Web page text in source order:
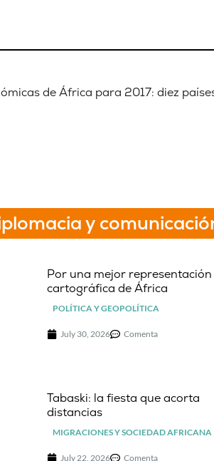
y
Por una mejor representación
cartográfica de África
POLÍTICA Y GEOPOLÍTICA
July 30, 2026 Comenta
Tabaski: la fiesta que acorta
distancias
MIGRACIONES Y SOCIEDAD AFRICANA
July 22, 2026 Comenta